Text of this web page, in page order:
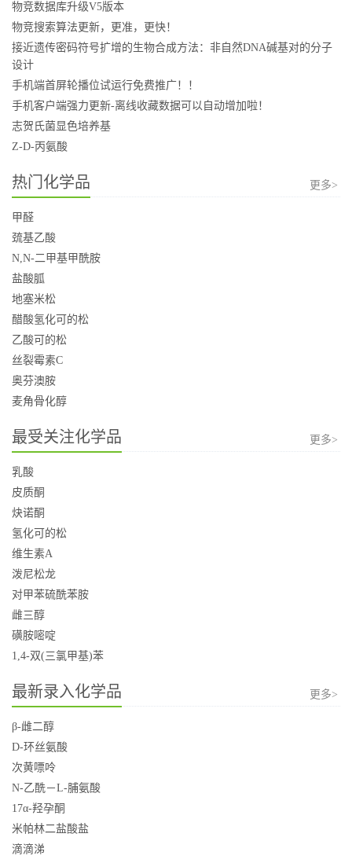
物竞数据库升级V5版本
物竞搜索算法更新，更准，更快！
接近遗传密码符号扩增的生物合成方法：非自然DNA碱基对的分子
设计
手机端首屏轮播位试运行免费推广！！
手机客户端强力更新-离线收藏数据可以自动增加啦！
志贺氏菌显色培养基
Z-D-丙氨酸
热门化学品 更多>
甲醛
巯基乙酸
N,N-二甲基甲酰胺
盐酸胍
地塞米松
醋酸氢化可的松
乙酸可的松
丝裂霉素C
奥芬澳胺
麦角骨化醇
最受关注化学品 更多>
乳酸
皮质酮
炔诺酮
氢化可的松
维生素A
泼尼松龙
对甲苯硫酰苯胺
雌三醇
磺胺嘧啶
1,4-双(三氯甲基)苯
最新录入化学品 更多>
β-雌二醇
D-环丝氨酸
次黄嘌呤
N-乙酰－L-脯氨酸
17α-羟孕酮
米帕林二盐酸盐
滴滴涕